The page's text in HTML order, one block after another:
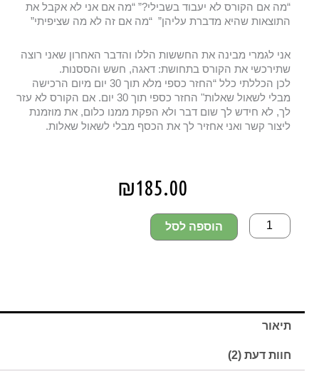
“מה אם הקורס לא יעבוד בשבילי?” “מה אם אני לא אקבל את
התוצאות שהיא מדברת עליהן” “מה אם זה לא מה שציפיתי”
אני לגמרי מבינה את החששות הללו והדבר האחרון שאני רוצה
שתירכשי את הקורס בתחושת: דאגה, חשש והססנות.
לכן הכללתי כלל “החזר כספי מלא תוך 30 יום מיום הרכישה
מבלי לשאול שאלות" החזר כספי תוך 30 יום. אם הקורס לא עזר
לך, לא חידש לך שום דבר ולא הפקת ממנו כלום, את מוזמנת
ליצור קשר ואני אחזיר לך את הכסף מבלי לשאול שאלות.
₪185.00
הוספה לסל
תיאור
חוות דעת (2)